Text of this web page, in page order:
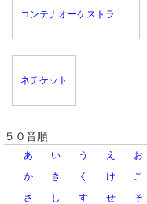
コンテナオーケストラ
ネチケット
５０音順
あ い う え
お
か
き く け
こ
さ
し す せ
そ